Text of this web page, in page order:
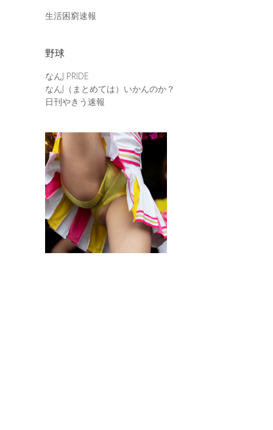
生活困窮速報
野球
なんJ PRIDE
なんJ（まとめては）いかんのか？
日刊やきう速報